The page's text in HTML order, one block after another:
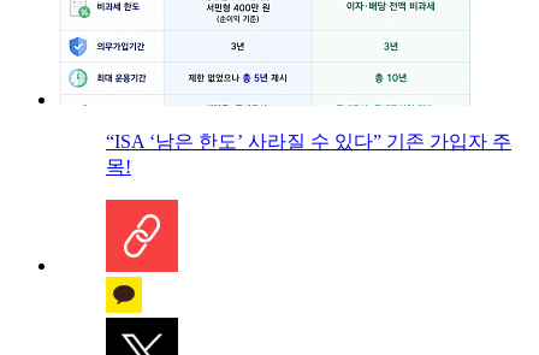
“ISA ‘남은 한도’ 사라질 수 있다” 기존 가입자 주
목!